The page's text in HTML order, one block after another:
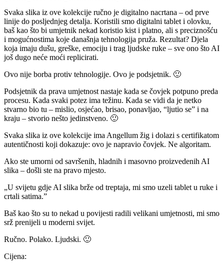
Svaka slika iz ove kolekcije ručno je digitalno nacrtana – od prve
linije do posljednjeg detalja. Koristili smo digitalni tablet i olovku,
baš kao što bi umjetnik nekad koristio kist i platno, ali s preciznošću
i mogućnostima koje današnja tehnologija pruža. Rezultat? Djela
koja imaju dušu, greške, emociju i trag ljudske ruke – sve ono što AI
još dugo neće moći replicirati.
Ovo nije borba protiv tehnologije. Ovo je podsjetnik. 🙂
Podsjetnik da prava umjetnost nastaje kada se čovjek potpuno preda
procesu. Kada svaki potez ima težinu. Kada se vidi da je netko
stvarno bio tu – mislio, osjećao, brisao, ponavljao, “ljutio se” i na
kraju – stvorio nešto jedinstveno. 🙂
Svaka slika iz ove kolekcije ima Angellum žig i dolazi s certifikatom
autentičnosti koji dokazuje: ovo je napravio čovjek. Ne algoritam.
Ako ste umorni od savršenih, hladnih i masovno proizvedenih AI
slika – došli ste na pravo mjesto.
„U svijetu gdje AI slika brže od treptaja, mi smo uzeli tablet u ruke i
crtali satima.”
Baš kao što su to nekad u povijesti radili velikani umjetnosti, mi smo
srž prenijeli u moderni svijet.
Ručno. Polako. Ljudski. 🙂
Cijena: